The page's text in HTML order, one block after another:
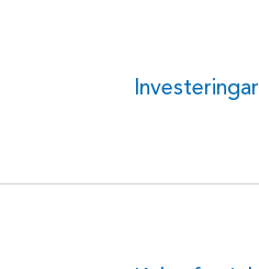
Investeringar